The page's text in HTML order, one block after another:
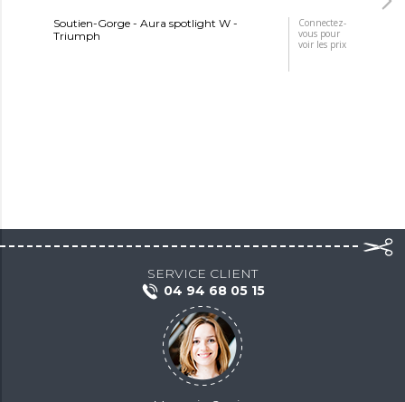
Soutien-Gorge - Aura spotlight W -
Triumph
Connectez-
vous pour
voir les prix
SERVICE CLIENT
04 94 68 05 15